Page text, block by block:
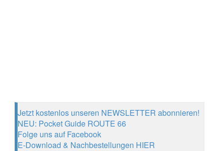
Jetzt kostenlos unseren NEWSLETTER abonnieren!
NEU: Pocket Guide ROUTE 66
Folge uns auf Facebook
E-Download & Nachbestellungen HIER